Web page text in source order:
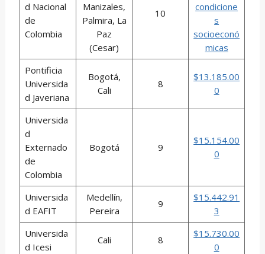
d Nacional
de
Colombia
Manizales,
Palmira, La
Paz
(Cesar)
10
condicione
s
socioeconó
micas
Pontificia
Universida
d Javeriana
Bogotá,
Cali
8
$13.185.00
0
Universida
d
Externado
de
Colombia
Bogotá 9
$15.154.00
0
Universida
d EAFIT
Medellín,
Pereira
9
$15.442.91
3
Universida
d Icesi
Cali 8
$15.730.00
0